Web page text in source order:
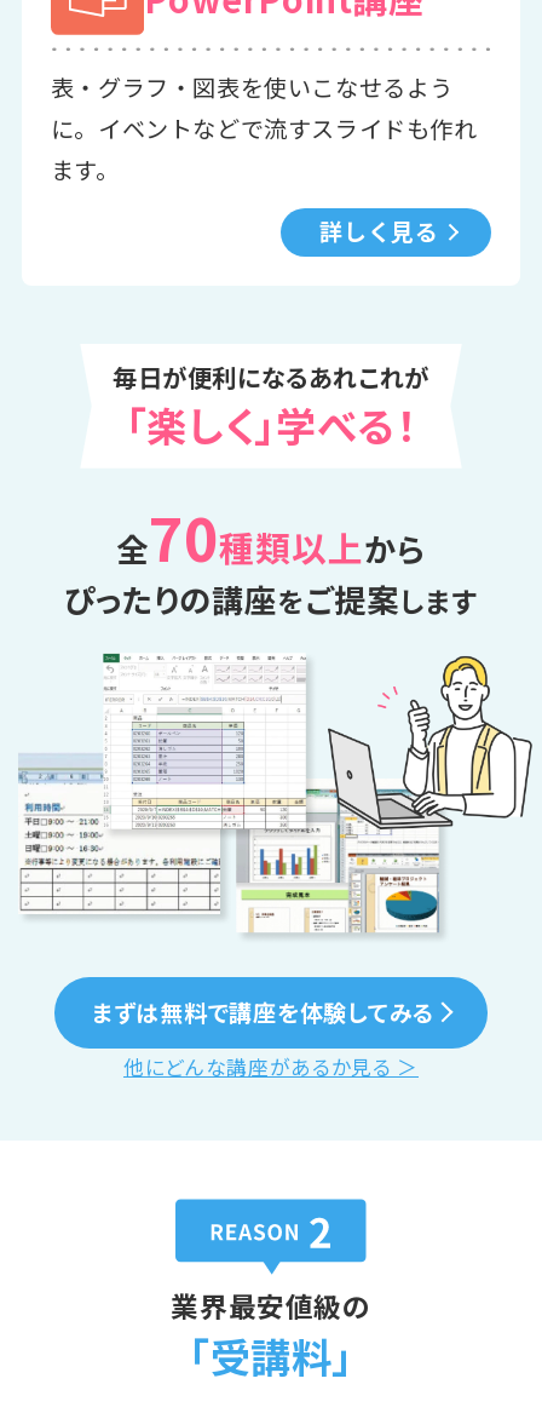
表・グラフ・図表を使いこなせるよう
に。イベントなどで流すスライドも作れ
ます。
詳しく見る
毎日が便利になるあれこれが
「楽しく」学べる！
全70種類以上から
ぴったりの講座をご提案します
まずは無料で講座を体験してみる
他にどんな講座があるか見る ＞
業界最安値級の
「受講料」